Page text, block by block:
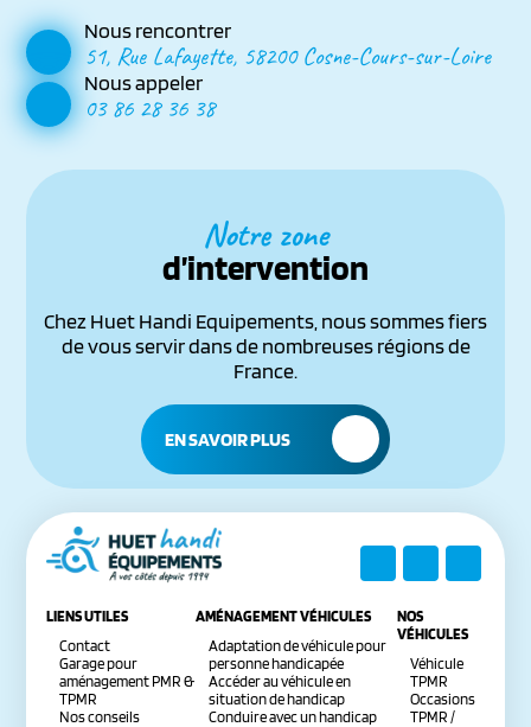
Nous rencontrer
51, Rue Lafayette, 58200 Cosne-Cours-sur-Loire
Nous appeler
03 86 28 36 38
Notre zone
d’intervention
Chez Huet Handi Equipements, nous sommes fiers
de vous servir dans de nombreuses régions de
France.
EN SAVOIR PLUS
LIENS UTILES
Contact
Garage pour
aménagement PMR &
TPMR
Nos conseils
AMÉNAGEMENT VÉHICULES
Adaptation de véhicule pour
personne handicapée
Accéder au véhicule en
situation de handicap
Conduire avec un handicap
NOS
VÉHICULES
Véhicule
TPMR
Occasions
TPMR /